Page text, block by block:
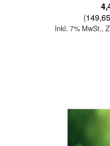
(
Inkl. 7% MwSt.,